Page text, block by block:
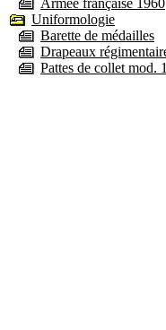
Uniformologie
Barette de médailles
Drapeaux
Pattes de collet mod.